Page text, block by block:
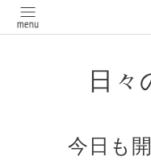
日々
今日も